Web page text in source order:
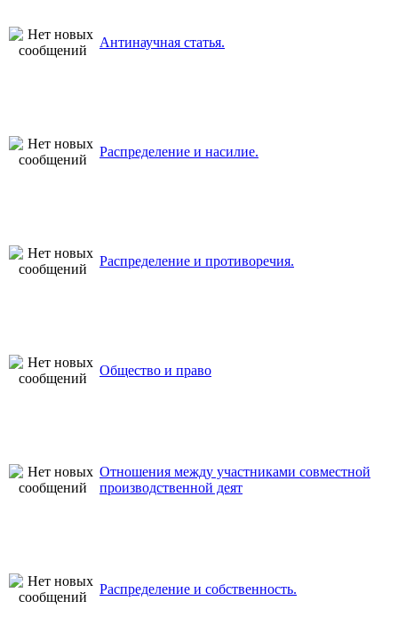
Антинаучная статья.
Распределение и насилие.
Распределение и противоречия.
Общество и право
Отношения между участниками совместной
производственной деят
Распределение и собственность.